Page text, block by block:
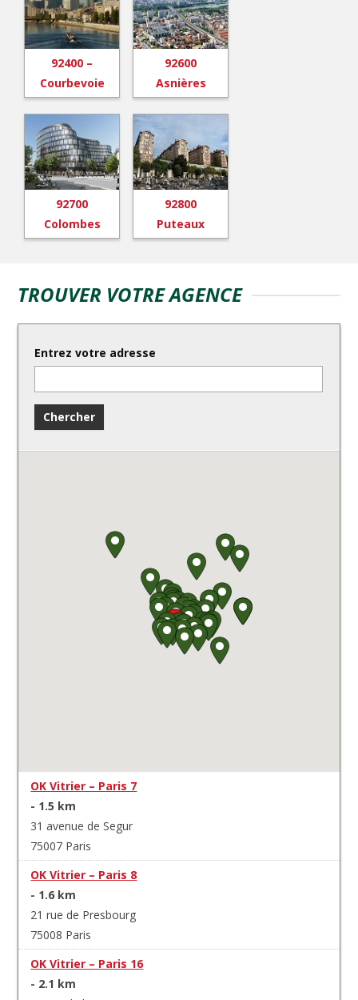
92400 –
Courbevoie
92600
Asnières
92700
Colombes
92800
Puteaux
TROUVER VOTRE AGENCE
Entrez votre adresse
OK Vitrier – Paris 7
- 1.5 km
31 avenue de Segur
75007 Paris
OK Vitrier – Paris 8
- 1.6 km
21 rue de Presbourg
75008 Paris
OK Vitrier – Paris 16
- 2.1 km